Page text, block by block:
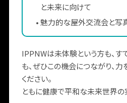
と未来に向けて
• 魅力的な屋外交流会と写
IPPNWは未体験という方も、す
も、ぜひこの機会につながり、
ください。
ともに健康で平和な未来世界の